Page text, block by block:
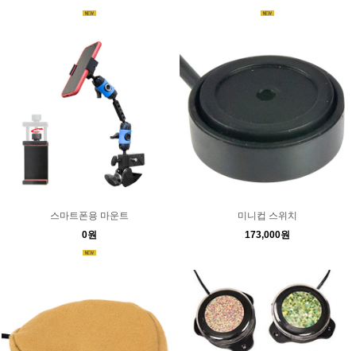
스마트폰용 마운트
0원
미니컵 스위치
173,000원